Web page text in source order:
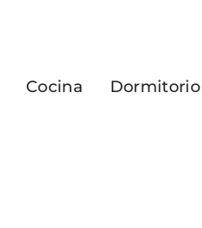
Cocina Dormitorio